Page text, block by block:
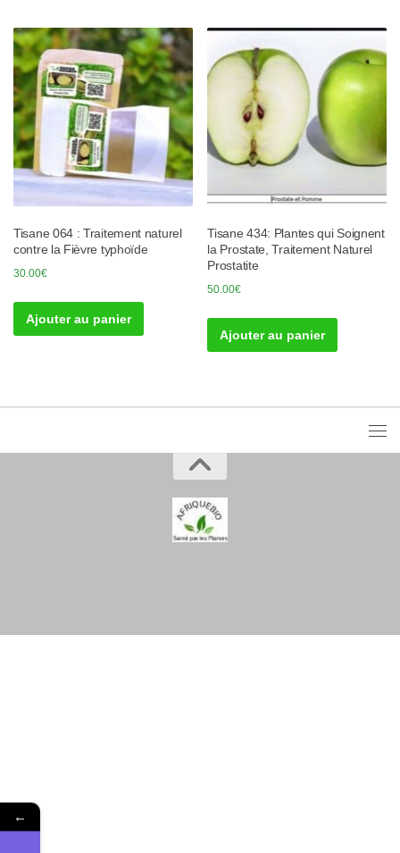
Tisane 064 : Traitement naturel
contre la Fièvre typhoïde
30.00€
Ajouter au panier
Tisane 434: Plantes qui Soignent
la Prostate, Traitement Naturel
Prostatite
50.00€
Ajouter au panier
←